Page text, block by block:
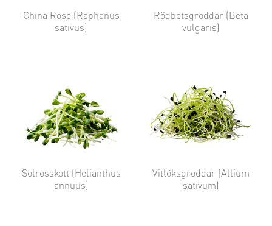
China Rose (Raphanus
sativus)
Rödbetsgroddar (Beta
vulgaris)
Solrosskott (Helianthus
annuus)
Vitlöksgroddar (Allium
sativum)